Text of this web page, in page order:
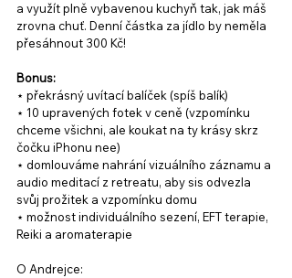
a využít plně vybavenou kuchyň tak, jak máš
zrovna chuť. Denní částka za jídlo by neměla
přesáhnout 300 Kč!
Bonus:
⋆ překrásný uvítací balíček (spíš balík)
⋆ 10 upravených fotek v ceně (vzpomínku
chceme všichni, ale koukat na ty krásy skrz
čočku iPhonu nee)
⋆ domlouváme nahrání vizuálního záznamu a
audio meditací z retreatu, aby sis odvezla
svůj prožitek a vzpomínku domu
⋆ možnost individuálního sezení, EFT terapie,
Reiki a aromaterapie
O Andrejce: